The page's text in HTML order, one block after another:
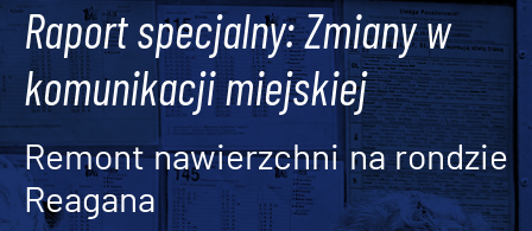
Raport specjalny: Zmiany w
komunikacji miejskiej
Remont nawierzchni na rondzie
Reagana